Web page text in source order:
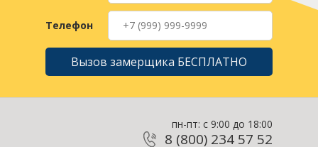
Телефон
Вызов замерщика БЕСПЛАТНО
пн-пт: с 9:00 до 18:00
8 (800) 234 57 52